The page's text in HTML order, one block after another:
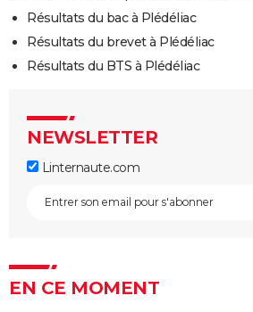
Résultats du bac à Plédéliac
Résultats du brevet à Plédéliac
Résultats du BTS à Plédéliac
NEWSLETTER
Linternaute.com
EN CE MOMENT